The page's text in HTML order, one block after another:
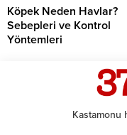
Köpek Neden Havlar?
Sebepleri ve Kontrol
Yöntemleri
Kastamonu